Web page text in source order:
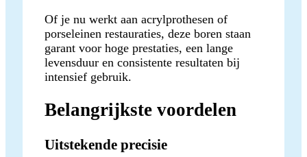
Of je nu werkt aan acrylprothesen of
porseleinen restauraties, deze boren staan
garant voor hoge prestaties, een lange
levensduur en consistente resultaten bij
intensief gebruik.
Belangrijkste voordelen
Uitstekende precisie